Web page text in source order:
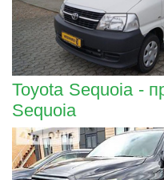
Toyota Sequoia -
Sequoia